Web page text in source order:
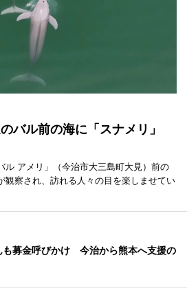
バル前の海に「スナメリ」
ル アメリ」（今治市大三島町大見）前の
観察され、訪れる人々の目を楽しませてい
も募金呼びかけ 今治から熊本へ支援の